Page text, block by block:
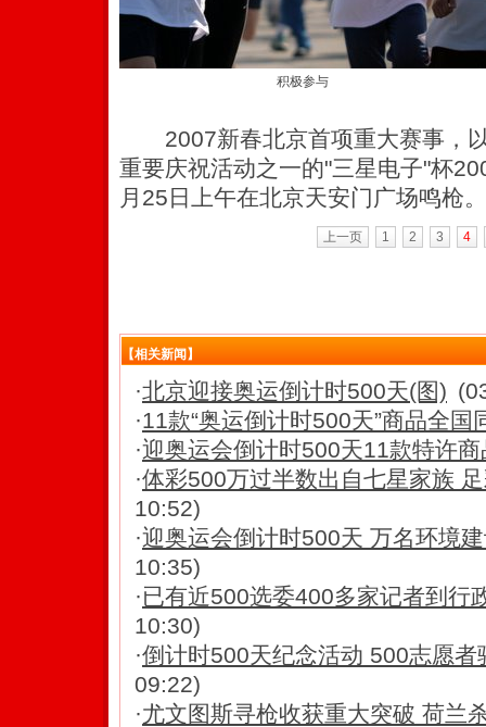
积极参与
2007新春北京首项重大赛事，
重要庆祝活动之一的"三星电子"杯
月25日上午在北京天安门广场鸣枪
上一页 1 2 3 4
【相关新闻】
·北京迎接奥运倒计时500天(图)
·11款“奥运倒计时500天”商品全国
·迎奥运会倒计时500天11款特许商
·体彩500万过半数出自七星家族
10:52)
·迎奥运会倒计时500天 万名环境
10:35)
·已有近500选委400多家记者到行
10:30)
·倒计时500天纪念活动 500志愿者
09:22)
·尤文图斯寻枪收获重大突破 荷兰